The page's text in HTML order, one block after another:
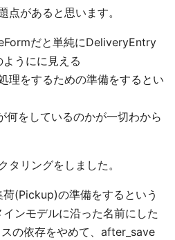
点があると思います。
だと単純にDeliveryEntry
うにに見える
理をするための準備をするとい
をしているのかが一切わから
タリングをしました。
(Pickup)の準備をするという
ンモデルに沿った名前にした
の依存をやめて、after_save